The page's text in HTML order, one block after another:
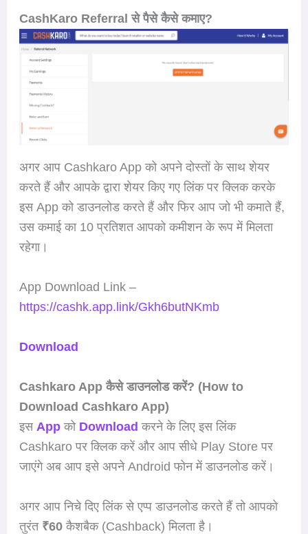
CashKaro Referral से पैसे कैसे कमाए?
अगर आप Cashkaro App को अपने दोस्तों के साथ शेयर
करते हैं और आपके द्वारा शेयर किए गए लिंक पर क्लिक करके
इस App को डाउनलोड करते हैं और फिर आप जो भी कमाते हैं,
उस कमाई का 10 प्रतिशत आपको कमीशन के रूप में मिलता
रहेगा।
App Download Link –
https://cashk.app.link/Gkh6butNKmb
Download
Cashkaro App कैसे डाउनलोड करें? (How to
Download Cashkaro App)
इस App को Download करने के लिए इस लिंक
Cashkaro पर क्लिक करें और आप सीधे Play Store पर
जाएंगे अब आप इसे अपने Android फोन में डाउनलोड करें।
अगर आप निचे दिए लिंक से एप्प डाउनलोड करते हैं तो आपको
तुरंत₹60कैशबैक (Cashback) मिलता है।